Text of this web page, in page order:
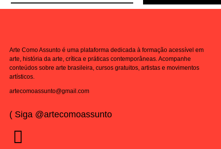
Arte Como Assunto é uma plataforma dedicada à formação acessível em
arte, história da arte, crítica e práticas contemporâneas. Acompanhe
conteúdos sobre arte brasileira, cursos gratuitos, artistas e movimentos
artísticos.
artecomoassunto@gmail.com
( Siga @artecomoassunto